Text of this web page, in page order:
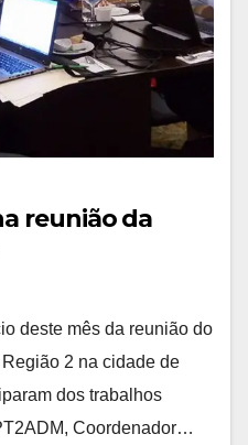
reunião da
deste mês da reunião do
2 na cidade de
dos trabalhos
Coordenador…